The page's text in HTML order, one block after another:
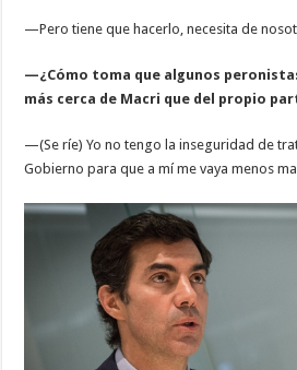
—Pero tiene que hacerlo, necesita de
—¿Cómo toma que algunos
más cerca de Macri que del propio
—(Se ríe) Yo no tengo la inseguridad de
Gobierno para que a mí me vaya menos